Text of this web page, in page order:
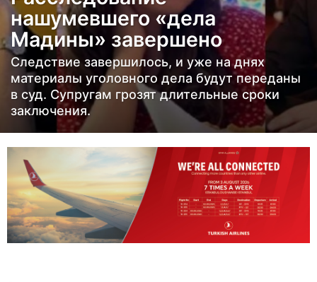
з
а
д
5
л
е
т
н
з
а
д
нашумевшего «дела
Мадины» завершено
Следствие завершилось, и уже на днях
материалы уголовного дела будут переданы
в суд. Супругам грозят длительные сроки
заключения.